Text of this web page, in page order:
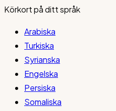
Körkort på ditt språk
Arabiska
Turkiska
Syrianska
Engelska
Persiska
Somaliska